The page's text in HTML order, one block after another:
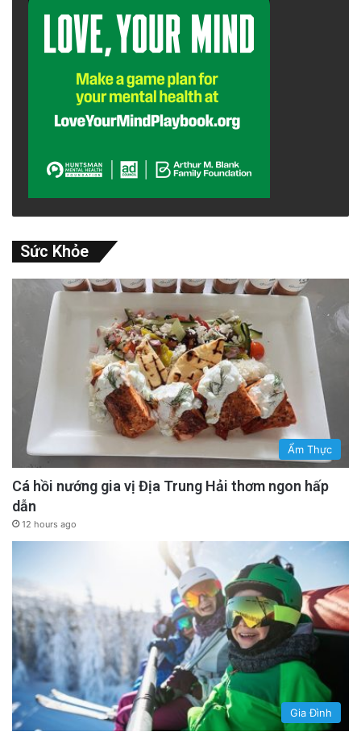
Sức Khỏe
Ẩm Thực
Cá hồi nướng gia vị Địa Trung Hải thơm ngon hấp
dẫn
12 hours ago
Gia Đình